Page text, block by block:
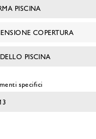
PISCINA
COPERTURA
PISCINA
specifici